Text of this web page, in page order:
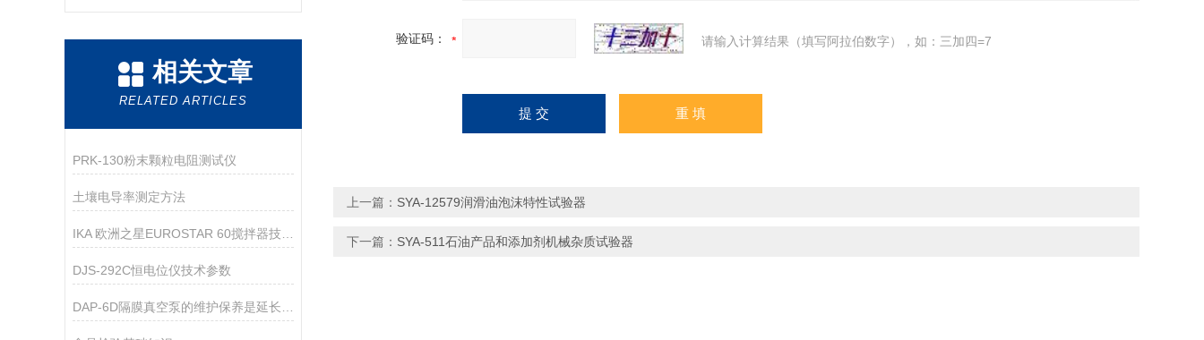
相关文章
RELATED ARTICLES
PRK-130粉末颗粒电阻测试仪
土壤电导率测定方法
IKA 欧洲之星EUROSTAR 60搅拌器技术资料
DJS-292C恒电位仪技术参数
验证码： 请输入计算结果（填写阿拉伯数字），如：三加四=7
上一篇： SYA-12579润滑油泡沫特性试验器
下一篇： SYA-511石油产品和添加剂机械杂质试验器